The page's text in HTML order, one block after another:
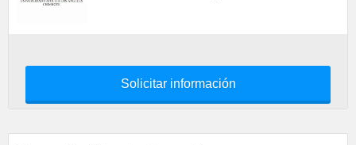
Solicitar información